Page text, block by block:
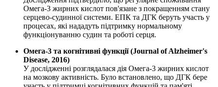
Омега-3 жирних кислот пов'язане з покращенням стану
серцево-судинної системи. ЕПК та ДГК беруть участь у
процесах, які нададуть підтримку нормальному
функціонуванню судин та роботі серця.
Омега-3 та когнітивні функції (Journal of Alzheimer's
Disease, 2016)
У дослідженні розглядалася дія Омега-3 жирних кислот
на мозкову активність. Було встановлено, що ДГК бере